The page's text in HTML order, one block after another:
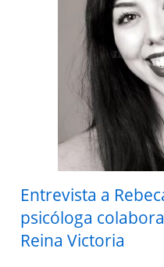
Entrevista a
psicóloga
Reina Victoria